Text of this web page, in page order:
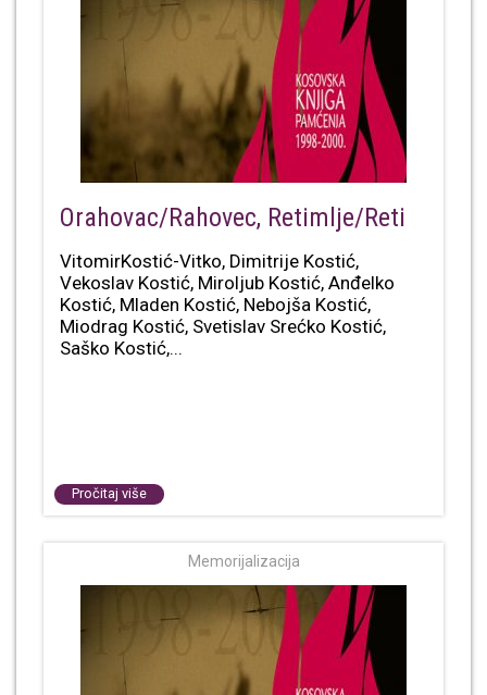
Orahovac/Rahovec, Retimlje/Reti
VitomirKostić-Vitko, Dimitrije Kostić,
Vekoslav Kostić, Miroljub Kostić, Anđelko
Kostić, Mladen Kostić, Nebojša Kostić,
Miodrag Kostić, Svetislav Srećko Kostić,
Saško Kostić,...
Pročitaj više
Memorijalizacija